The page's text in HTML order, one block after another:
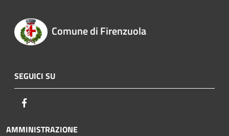
Comune di Firenzuola
SEGUICI SU
AMMINISTRAZIONE